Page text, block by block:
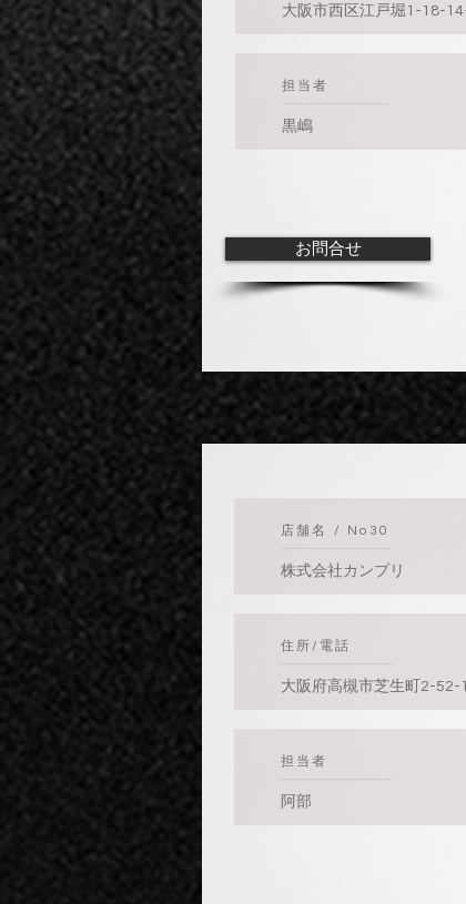
大阪市西区江戸堀1-18-
​担当者
黒嶋
お問合せ
​店舗名 / No30
株式会社カンプリ
​住所/電話
大阪府高槻市芝生町2-
​担当者
阿部